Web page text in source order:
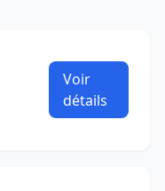
Voir
détails